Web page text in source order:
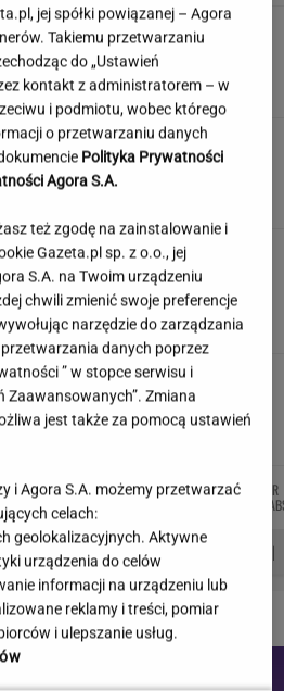
o gotowaniu. Nie musisz być
by zdobyć 9/9
na skróty. Matka pokazuje, jak
wygląda edukacja domowa
"Wymieniłam mojego byłego na
milionera". Tak wciągają
Teściowa mówi, że jest mamą jej
oszaleję"
SIĘ!
MICHAŁ
TRELA
JAKUB
BALCERSKI
KACPER
ZNAK Z '30' WISŁAWA SZYMBORSKA
jej spółki powiązanej – Agora
Takiemu przetwarzaniu
do „Ustawień
kontakt z administratorem – w
i podmiotu, wobec którego
o przetwarzaniu danych
Polityka Prywatności
Agora S.A.
też zgodę na zainstalowanie i
Gazeta.pl sp. z o.o., jej
S.A. na Twoim urządzeniu
chwili zmienić swoje preferencje
narzędzie do zarządzania
danych poprzez
” w stopce serwisu i
Zaawansowanych”. Zmiana
jest także za pomocą ustawień
i Agora S.A. możemy przetwarzać
celach:
geolokalizacyjnych. Aktywne
urządzenia do celów
informacji na urządzeniu lub
reklamy i treści, pomiar
i ulepszanie usług.